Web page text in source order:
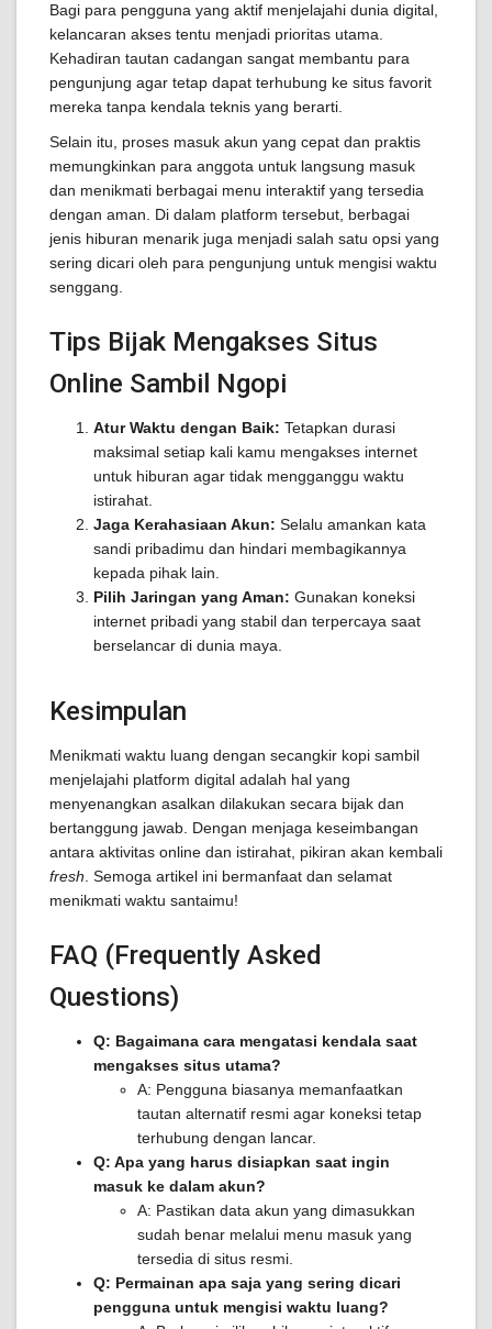
Bagi para pengguna yang aktif menjelajahi dunia digital,
kelancaran akses tentu menjadi prioritas utama.
Kehadiran tautan cadangan sangat membantu para
pengunjung agar tetap dapat terhubung ke situs favorit
mereka tanpa kendala teknis yang berarti.
Selain itu, proses masuk akun yang cepat dan praktis
memungkinkan para anggota untuk langsung masuk
dan menikmati berbagai menu interaktif yang tersedia
dengan aman. Di dalam platform tersebut, berbagai
jenis hiburan menarik juga menjadi salah satu opsi yang
sering dicari oleh para pengunjung untuk mengisi waktu
senggang.
Tips Bijak Mengakses Situs
Online Sambil Ngopi
Atur Waktu dengan Baik: Tetapkan durasi
maksimal setiap kali kamu mengakses internet
untuk hiburan agar tidak mengganggu waktu
istirahat.
Jaga Kerahasiaan Akun: Selalu amankan kata
sandi pribadimu dan hindari membagikannya
kepada pihak lain.
Pilih Jaringan yang Aman: Gunakan koneksi
internet pribadi yang stabil dan terpercaya saat
berselancar di dunia maya.
Kesimpulan
Menikmati waktu luang dengan secangkir kopi sambil
menjelajahi platform digital adalah hal yang
menyenangkan asalkan dilakukan secara bijak dan
bertanggung jawab. Dengan menjaga keseimbangan
antara aktivitas online dan istirahat, pikiran akan kembali
fresh . Semoga artikel ini bermanfaat dan selamat
menikmati waktu santaimu!
FAQ (Frequently Asked
Questions)
Q: Bagaimana cara mengatasi kendala saat
mengakses situs utama?
A: Pengguna biasanya memanfaatkan
tautan alternatif resmi agar koneksi tetap
terhubung dengan lancar.
Q: Apa yang harus disiapkan saat ingin
masuk ke dalam akun?
A: Pastikan data akun yang dimasukkan
sudah benar melalui menu masuk yang
tersedia di situs resmi.
Q: Permainan apa saja yang sering dicari
pengguna untuk mengisi waktu luang?